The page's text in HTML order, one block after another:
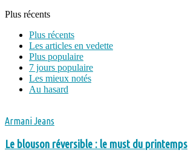
Plus récents
Plus récents
Les articles en vedette
Plus populaire
7 jours populaire
Les mieux notés
Au hasard
Armani Jeans
Le blouson réversible : le must du printemps